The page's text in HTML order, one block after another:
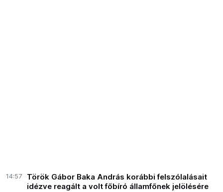
14:57
Török Gábor Baka András korábbi felszólalásait
idézve reagált a volt főbíró államfőnek jelölésére